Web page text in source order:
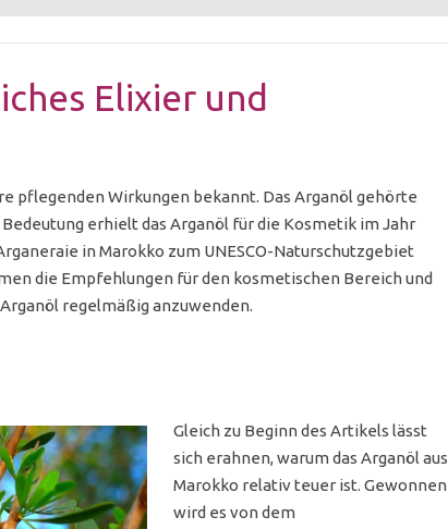
Elixier und
pflegenden Wirkungen bekannt. Das Arganöl gehörte
erhielt das Arganöl für die Kosmetik im Jahr
in Marokko zum UNESCO-Naturschutzgebiet
die Empfehlungen für den kosmetischen Bereich und
regelmäßig anzuwenden.
Gleich zu Beginn des Artikels lässt
sich erahnen, warum das Arganöl aus
Marokko relativ teuer ist. Gewonnen
wird es von dem